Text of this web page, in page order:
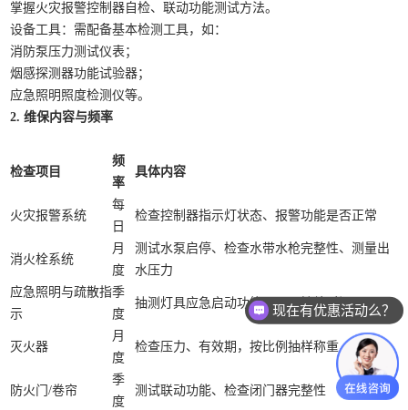
掌握火灾报警控制器自检、联动功能测试方法。
设备工具：需配备基本检测工具，如：
消防泵压力测试仪表；
烟感探测器功能试验器；
应急照明照度检测仪等。
2. 维保内容与频率
检查项目
频
率
具体内容
火灾报警系统
每
日
检查控制器指示灯状态、报警功能是否正常
消火栓系统
月
度
测试水泵启停、检查水带水枪完整性、测量出
水压力
应急照明与疏散指
示
季
度
抽测灯具应急启动功能、照明持续时间
灭火器
月
度
检查压力、有效期，按比例抽样称重
防火门/卷帘
季
度
测试联动功能、检查闭门器完整性
可以介绍下你们的产品么？
现在有优惠活动么？